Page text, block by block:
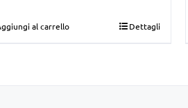
al carrello Dettagli